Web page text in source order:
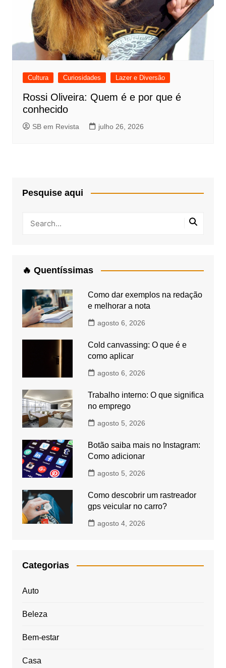
Cultura Curiosidades Lazer e Diversão
Rossi Oliveira: Quem é e por que é
conhecido
SB em Revista julho 26, 2026
Pesquise aqui
🔥 Quentíssimas
Como dar exemplos na redação
e melhorar a nota
agosto 6, 2026
Cold canvassing: O que é e
como aplicar
agosto 6, 2026
Trabalho interno: O que significa
no emprego
agosto 5, 2026
Botão saiba mais no Instagram:
Como adicionar
agosto 5, 2026
Como descobrir um rastreador
gps veicular no carro?
agosto 4, 2026
Categorias
Auto
Beleza
Bem-estar
Casa